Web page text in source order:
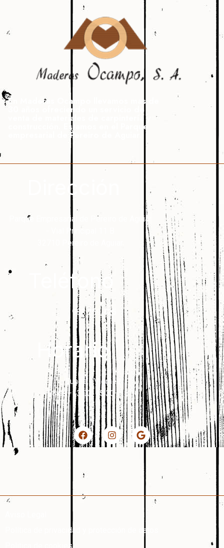
En Maderas Ocampo llevamos mas de
30 años ofreciendo un servicio de
venta de materiales de carpintería y
construcción. Estamos en el Parque
empresarial de Pereiro de Aguiar.
Dirección
Parque Empresarial de Pereiro de Aguiar
- Vial Principal 11 B
32710 Pereiro de Aguiar
Teléfono
988 259 425
Horario
Lunes - Viernes
08:00–13:00, 15:30–18:30
Política de privacidad y protección de datos
Politica de cookies